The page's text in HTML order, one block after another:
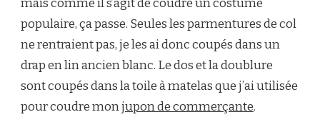
populaire, ça passe. Seules les parmentures de col
ne rentraient pas, je les ai donc coupés dans un
drap en lin ancien blanc. Le dos et la doublure
sont coupés dans la toile à matelas que j’ai utilisée
pour coudre monjupon de commerçante.